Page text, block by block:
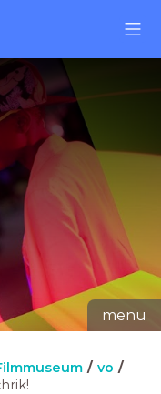
menu
vo